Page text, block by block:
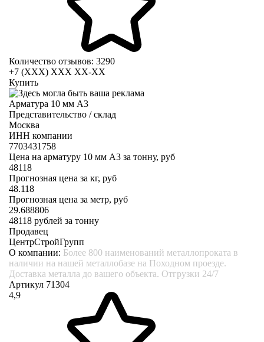
Количество отзывов: 3290
+7 (XXX) ХХХ ХХ-ХХ
Купить
Арматура 10 мм А3
Представительство / склад
Москва
ИНН компании
7703431758
Цена на арматуру 10 мм А3 за тонну, руб
48118
Прогнозная цена за кг, руб
48.118
Прогнозная цена за метр, руб
29.688806
48118 рублей за тонну
Продавец
ЦентрСтройГрупп
О компании: Более 800 наименований металлопроката в
наличии на нашей металлобазе на Походном проезде.
Доставка металла до вашего объекта. Отгрузки 24/7
Артикул 71304
4,9